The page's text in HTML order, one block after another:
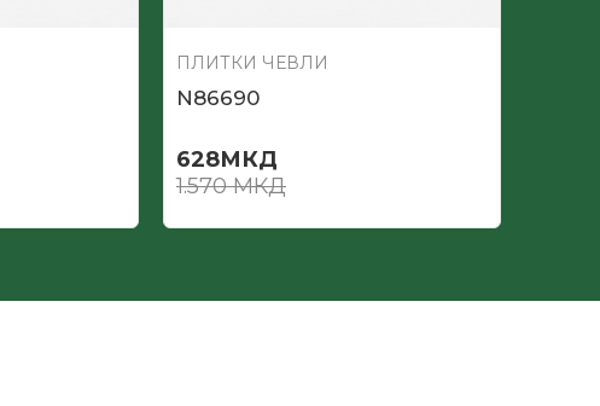
ПЛИТКИ ЧЕВЛИ
N86690
628МКД
1.570МКД